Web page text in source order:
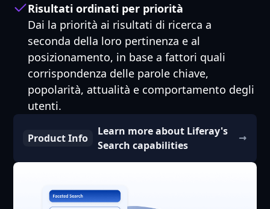
Risultati ordinati per priorità
Dai la priorità ai risultati di ricerca a
seconda della loro pertinenza e al
posizionamento, in base a fattori quali
corrispondenza delle parole chiave,
popolarità, attualità e comportamento degli
utenti.
Product Info
Learn more about Liferay's
Search capabilities